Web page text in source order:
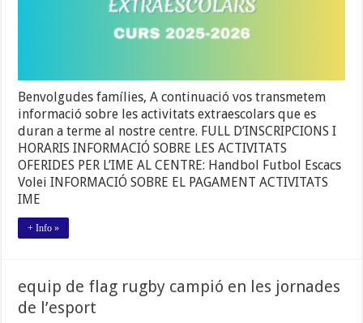
Benvolgudes famílies, A continuació vos transmetem
informació sobre les activitats extraescolars que es
duran a terme al nostre centre. FULL D’INSCRIPCIONS I
HORARIS INFORMACIÓ SOBRE LES ACTIVITATS
OFERIDES PER L’IME AL CENTRE: Handbol Futbol Escacs
Volei INFORMACIÓ SOBRE EL PAGAMENT ACTIVITATS
IME
+ Info »
equip de flag rugby campió en les jornades
de l’esport